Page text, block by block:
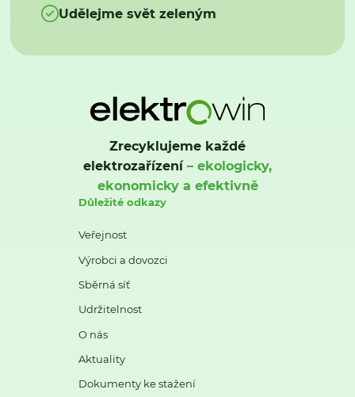
Udělejme svět zeleným
Zrecyklujeme každé
elektrozařízení– ekologicky,
ekonomicky a efektivně
Důležité odkazy
Veřejnost
Výrobci a dovozci
Sběrná síť
Udržitelnost
O nás
Aktuality
Dokumenty ke stažení